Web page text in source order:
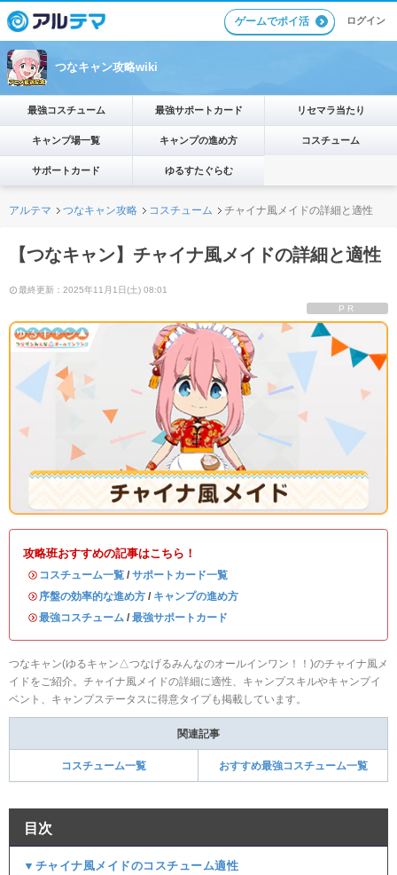
ゲームでポイ活 ログイン
つなキャン攻略wiki
最強コスチューム 最強サポートカード リセマラ当たり
キャンプ場一覧 キャンプの進め方 コスチューム
サポートカード ゆるすたぐらむ
アルテマ つなキャン攻略 コスチューム チャイナ風メイドの詳細と適性
【つなキャン】チャイナ風メイドの詳細と適性
最終更新：2025年11月1日(土) 08:01
PR
攻略班おすすめの記事はこちら！
・ コスチューム一覧 / サポートカード一覧
・ 序盤の効率的な進め方 / キャンプの進め方
・最強コスチューム / 最強サポートカード
つなキャン(ゆるキャン△つなげるみんなのオールインワン！！)のチャイナ風メ
イドをご紹介。チャイナ風メイドの詳細に適性、キャンプスキルやキャンプイ
ベント、キャンプステータスに得意タイプも掲載しています。
関連記事
コスチューム一覧 おすすめ最強コスチューム一覧
目次
▼チャイナ風メイドのコスチューム適性